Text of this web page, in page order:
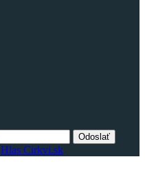
Odoslať
Hlas Cirkvi.sk